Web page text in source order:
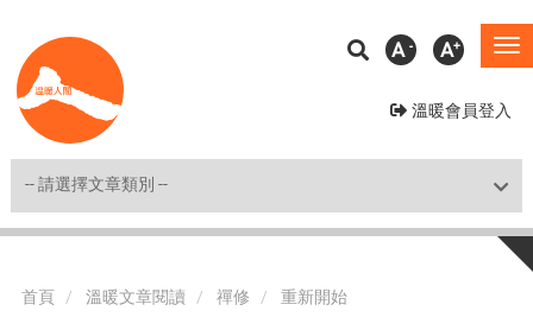
至
主
溫暖會員登入
A A
Shortcut
首頁 溫暖文章閱讀 禪修 重新開始